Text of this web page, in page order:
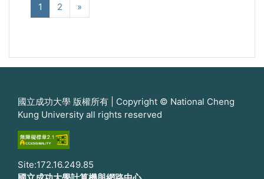
1 (現在)
2 »
國立成功大學 版權所有 | Copyright © National Cheng
Kung University all rights reserved
Site:172.16.249.85